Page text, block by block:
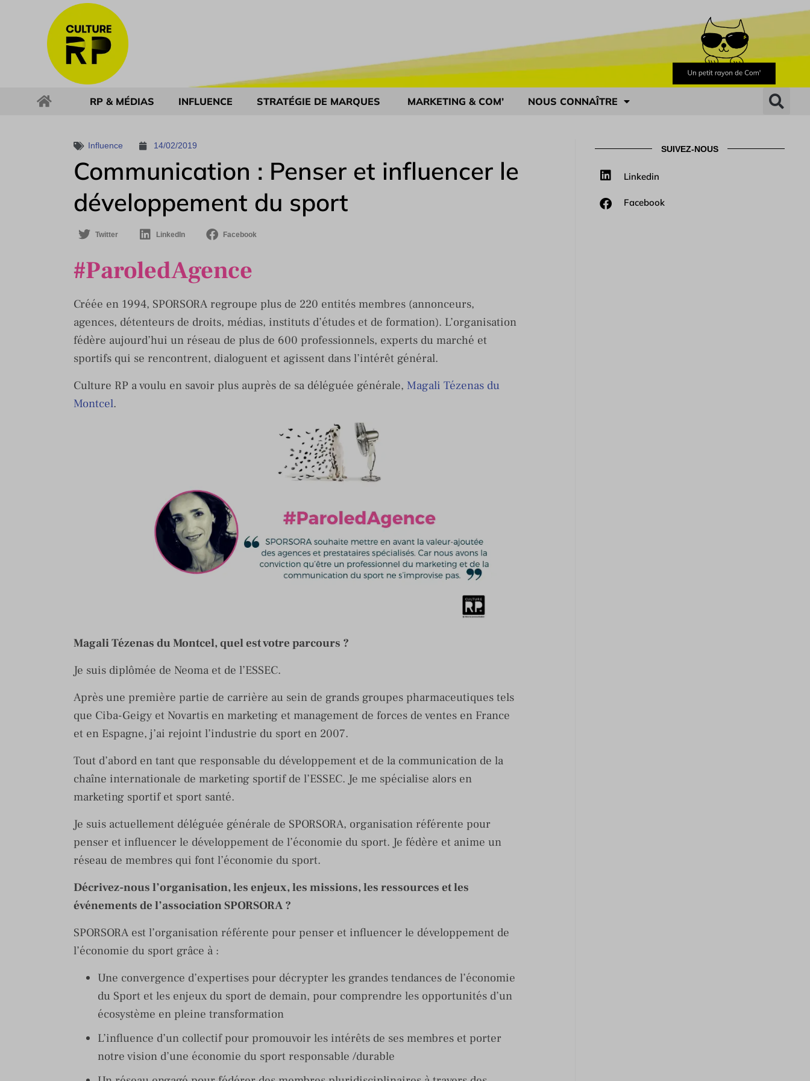
RP & MÉDIAS INFLUENCE STRATÉGIE DE MARQUES MARKETING & COM’ NOUS CONNAÎTRE
Influence 14/02/2019
Communication : Penser et influencer le
développement du sport
Twitter LinkedIn Facebook
#ParoledAgence
Créée en 1994, SPORSORA regroupe plus de 220 entités membres (annonceurs,
agences, détenteurs de droits, médias, instituts d’études et de formation). L’organisation
fédère aujourd’hui un réseau de plus de 600 professionnels, experts du marché et
sportifs qui se rencontrent, dialoguent et agissent dans l’intérêt général.
Culture RP a voulu en savoir plus auprès de sa déléguée générale, Magali Tézenas du
Montcel.
Magali Tézenas du Montcel, quel est votre parcours ?
Je suis diplômée de Neoma et de l’ESSEC.
Après une première partie de carrière au sein de grands groupes pharmaceutiques tels
que Ciba-Geigy et Novartis en marketing et management de forces de ventes en France
et en Espagne, j’ai rejoint l’industrie du sport en 2007.
Tout d’abord en tant que responsable du développement et de la communication de la
chaîne internationale de marketing sportif de l’ESSEC. Je me spécialise alors en
marketing sportif et sport santé.
Je suis actuellement déléguée générale de SPORSORA, organisation référente pour
penser et influencer le développement de l’économie du sport. Je fédère et anime un
réseau de membres qui font l’économie du sport.
Décrivez-nous l’organisation, les enjeux, les missions, les ressources et les
événements de l’association SPORSORA ?
SPORSORA est l’organisation référente pour penser et influencer le développement de
l’économie du sport grâce à :
Une convergence d’expertises pour décrypter les grandes tendances de l’économie
du Sport et les enjeux du sport de demain, pour comprendre les opportunités d’un
écosystème en pleine transformation
L’influence d’un collectif pour promouvoir les intérêts de ses membres et porter
notre vision d’une économie du sport responsable /durable
SUIVEZ-NOUS
Linkedin
Facebook